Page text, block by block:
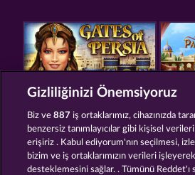
Gizliliğinizi Önemsiyoruz
Biz ve887 iş ortaklarımız, cihazınızda
benzersiz tanımlayıcılar gibi kişisel
erişiriz . Kabul ediyorum'nın seçilmesi,
bizim ve iş ortaklarımızın verileri işleyerek
desteklemesini sağlar. . Tümünü Reddet'ı